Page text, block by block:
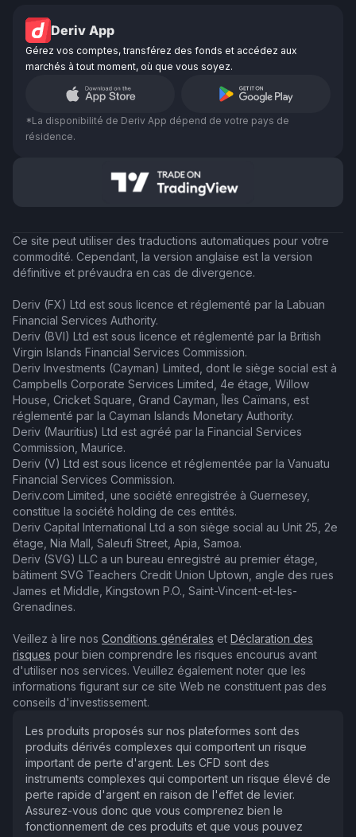
Deriv App
Gérez vos comptes, transférez des fonds et accédez aux
marchés à tout moment, où que vous soyez.
*La disponibilité de Deriv App dépend de votre pays de
résidence.
Ce site peut utiliser des traductions automatiques pour votre
commodité. Cependant, la version anglaise est la version
définitive et prévaudra en cas de divergence.
Deriv (FX) Ltd est sous licence et réglementé par la Labuan
Financial Services Authority.
Deriv (BVI) Ltd est sous licence et réglementé par la British
Virgin Islands Financial Services Commission.
Deriv Investments (Cayman) Limited, dont le siège social est à
Campbells Corporate Services Limited, 4e étage, Willow
House, Cricket Square, Grand Cayman, Îles Caïmans, est
réglementé par la Cayman Islands Monetary Authority.
Deriv (Mauritius) Ltd est agréé par la Financial Services
Commission, Maurice.
Deriv (V) Ltd est sous licence et réglementée par la Vanuatu
Financial Services Commission.
Deriv.com Limited, une société enregistrée à Guernesey,
constitue la société holding de ces entités.
Deriv Capital International Ltd a son siège social au Unit 25, 2e
étage, Nia Mall, Saleufi Street, Apia, Samoa.
Deriv (SVG) LLC a un bureau enregistré au premier étage,
bâtiment SVG Teachers Credit Union Uptown, angle des rues
James et Middle, Kingstown P.O., Saint-Vincent-et-les-
Grenadines.
Veillez à lire nos Conditions générales et Déclaration des
risques pour bien comprendre les risques encourus avant
d'utiliser nos services. Veuillez également noter que les
informations figurant sur ce site Web ne constituent pas des
conseils d'investissement.
Les produits proposés sur nos plateformes sont des
produits dérivés complexes qui comportent un risque
important de perte d'argent. Les CFD sont des
instruments complexes qui comportent un risque élevé de
perte rapide d'argent en raison de l'effet de levier.
Assurez-vous donc que vous comprenez bien le
fonctionnement de ces produits et que vous pouvez